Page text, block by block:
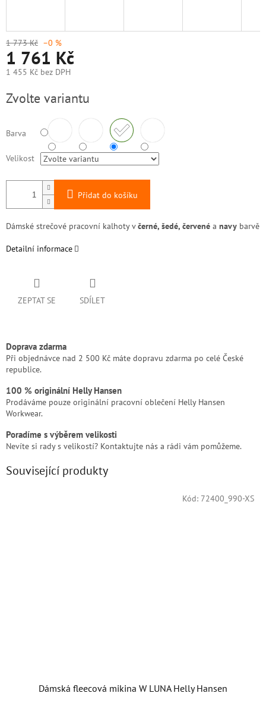
1 773 Kč –0 %
1 761 Kč
1 455 Kč bez DPH
cena:
Zvolte variantu
Barva
Velikost
Přidat do košíku
Dámské strečové pracovní kalhoty včerné, šedé, červené a navy barvě
Detailní informace
ZEPTAT SE SDÍLET
Doprava zdarma
Při objednávce nad 2 500 Kč máte dopravu zdarma po celé České
republice.
100 % originální Helly Hansen
Prodáváme pouze originální pracovní oblečení Helly Hansen
Workwear.
Poradíme s výběrem velikosti
Nevíte si rady s velikostí? Kontaktujte nás a rádi vám pomůžeme.
Související produkty
Dámská fleecová mikina W LUNA Helly Hansen
Kód: 72400_990-XS